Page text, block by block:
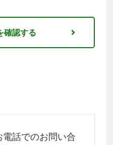
話でのお問い合